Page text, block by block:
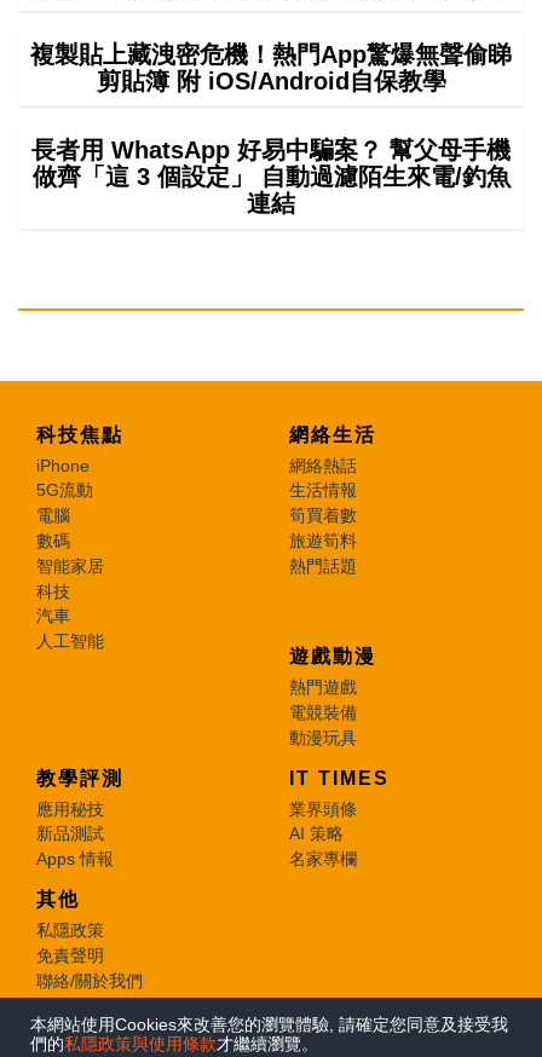
本網站使用Cookies來改善您的瀏覽體驗, 請確定您同意及接受我
們的私隱政策與使用條款才繼續瀏覽。
複製貼上藏洩密危機！熱門App驚爆無聲偷睇
剪貼簿 附 iOS/Android自保教學
長者用 WhatsApp 好易中騙案？ 幫父母手機
做齊「這 3 個設定」 自動過濾陌生來電/釣魚
連結
科技焦點
iPhone
5G流動
電腦
數碼
智能家居
科技
汽車
人工智能
網絡生活
網絡熱話
生活情報
筍買着數
旅遊筍料
熱門話題
遊戲動漫
熱門遊戲
電競裝備
動漫玩具
教學評測
應用秘技
新品測試
Apps 情報
IT TIMES
業界頭條
AI 策略
名家專欄
其他
私隱政策
免責聲明
聯絡/關於我們
© 2026 e-zone. All Rights Reserved.